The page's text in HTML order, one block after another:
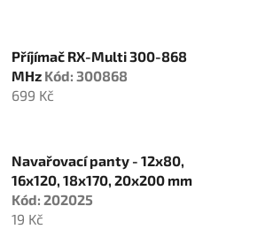
Příjímač RX-Multi 300-868
MHz Kód: 300868
699 Kč
Navařovací panty - 12x80,
16x120, 18x170, 20x200 mm
Kód: 202025
19 Kč